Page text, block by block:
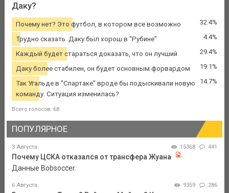
Даку?
Почему нет? Это футбол, в котором все возможно 32.4%
Трудно сказать. Даку был хорош в "Рубине" 4.4%
Каждый будет стараться доказать, что он лучший 29.4%
Даку более стабилен, он будет основным форвардом 19.1%
Так Угальде в "Спартаке" вроде бы подыскивали новую
команду. Ситуация изменилась?
14.7%
Всего голосов: 68
ПОПУЛЯРНОЕ
3 Августа 15368 441
Почему ЦСКА отказался от трансфера Жуана
Данные Bobsoccer.
6 Августа 9359 286